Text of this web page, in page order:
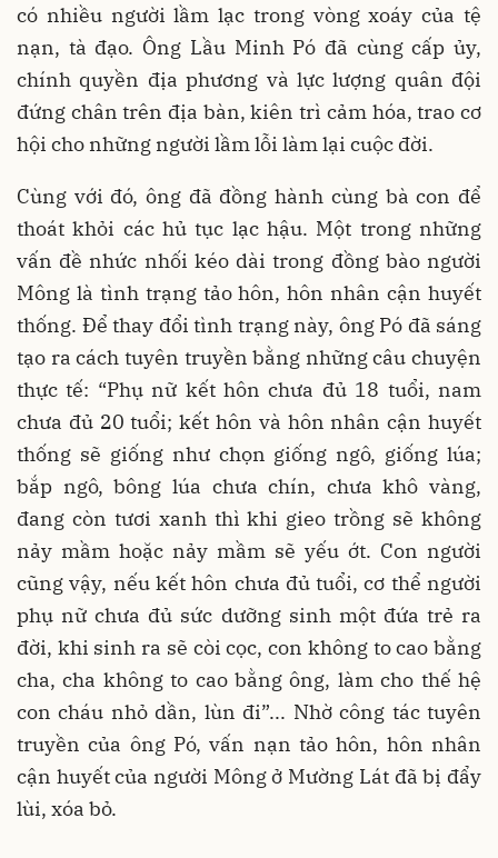
có nhiều người lầm lạc trong vòng xoáy của tệ
nạn, tà đạo. Ông Lầu Minh Pó đã cùng cấp ủy,
chính quyền địa phương và lực lượng quân đội
đứng chân trên địa bàn, kiên trì cảm hóa, trao cơ
hội cho những người lầm lỗi làm lại cuộc đời.
Cùng với đó, ông đã đồng hành cùng bà con để
thoát khỏi các hủ tục lạc hậu. Một trong những
vấn đề nhức nhối kéo dài trong đồng bào người
Mông là tình trạng tảo hôn, hôn nhân cận huyết
thống. Để thay đổi tình trạng này, ông Pó đã sáng
tạo ra cách tuyên truyền bằng những câu chuyện
thực tế: “Phụ nữ kết hôn chưa đủ 18 tuổi, nam
chưa đủ 20 tuổi; kết hôn và hôn nhân cận huyết
thống sẽ giống như chọn giống ngô, giống lúa;
bắp ngô, bông lúa chưa chín, chưa khô vàng,
đang còn tươi xanh thì khi gieo trồng sẽ không
nảy mầm hoặc nảy mầm sẽ yếu ớt. Con người
cũng vậy, nếu kết hôn chưa đủ tuổi, cơ thể người
phụ nữ chưa đủ sức dưỡng sinh một đứa trẻ ra
đời, khi sinh ra sẽ còi cọc, con không to cao bằng
cha, cha không to cao bằng ông, làm cho thế hệ
con cháu nhỏ dần, lùn đi”... Nhờ công tác tuyên
truyền của ông Pó, vấn nạn tảo hôn, hôn nhân
cận huyết của người Mông ở Mường Lát đã bị đẩy
lùi, xóa bỏ.